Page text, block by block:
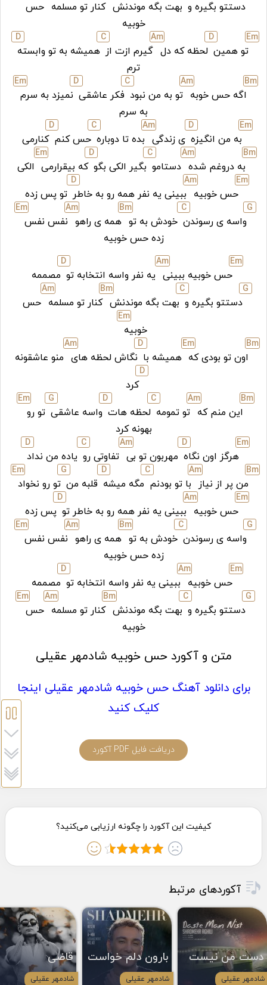
دستتو بگیره و بهت بگه موندنش کنار تو مسلمه حس
خوبیه
Em
تو همین
D
لحظه که دل
Am
گیرم ازت از
C
همیشه به تو وابسته
D
ترم
Bm
اگه حس خوبه
Am
تو به من نبود
C
فکر عاشقی
D
نمیزد به سرم
Em
به سرم
Em
به من انگیزه
D
ی زندگی
Am
بده تا دوباره
C
حس کنم
D
کنارمی
Bm
به دروغم شده
Am
دستامو
C
بگیر الکی بگو
D
که بیقرارمی
Em
الکی
Em
حس خوبیه
Am
ببینی یه نفر همه رو به خاطر
D
تو پس زده
G
واسه ی رسوندن
C
خودش به تو
Bm
همه ی راهو
Am
نفس نفس
Em
زده حس خوبیه
Em
حس خوبیه ببینی
Am
یه نفر واسه انتخابه تو
D
مصممه
G
دستتو بگیره و
C
بهت بگه موندنش
Bm
کنار تو مسلمه
Am
حس
خوبیه
Em
Bm
اون تو بودی که
Em
همیشه با
D
نگاش لحظه های
Am
منو عاشقونه
D
کرد
Bm
این منم که
Am
تو تمومه
C
لحظه هات
D
واسه عاشقی
G
تو رو
Em
بهونه کرد
Em
هرگز اون نگاه
D
مهربون تو بی
Am
تفاوتی رو
C
یاده من نداد
D
Bm
من پر از نیاز
Am
با تو بودنم
C
مگه میشه
D
قلبه من
G
تو رو نخواد
Em
Em
حس خوبیه
Am
ببینی یه نفر همه رو به خاطر تو
D
پس زده
G
واسه ی رسوندن
C
خودش به تو
Bm
همه ی راهو
Am
نفس نفس
Em
زده حس خوبیه
Em
حس خوبیه
Am
ببینی یه نفر واسه انتخابه تو
D
مصممه
G
دستتو بگیره و
C
بهت بگه موندنش
Bm
کنار تو مسلمه
Am
حس
Em
خوبیه
متن و آکورد حس خوبیه شادمهر عقیلی
برای دانلود آهنگ حس خوبیه شادمهر عقیلی اینجا
کلیک کنید
دریافت فایل PDF آکورد
آکوردهای مرتبط
دست من نیست
شادمهر عقیلی
بارون دلم خواست
شادمهر عقیلی
قاضی
شادمهر عقیلی